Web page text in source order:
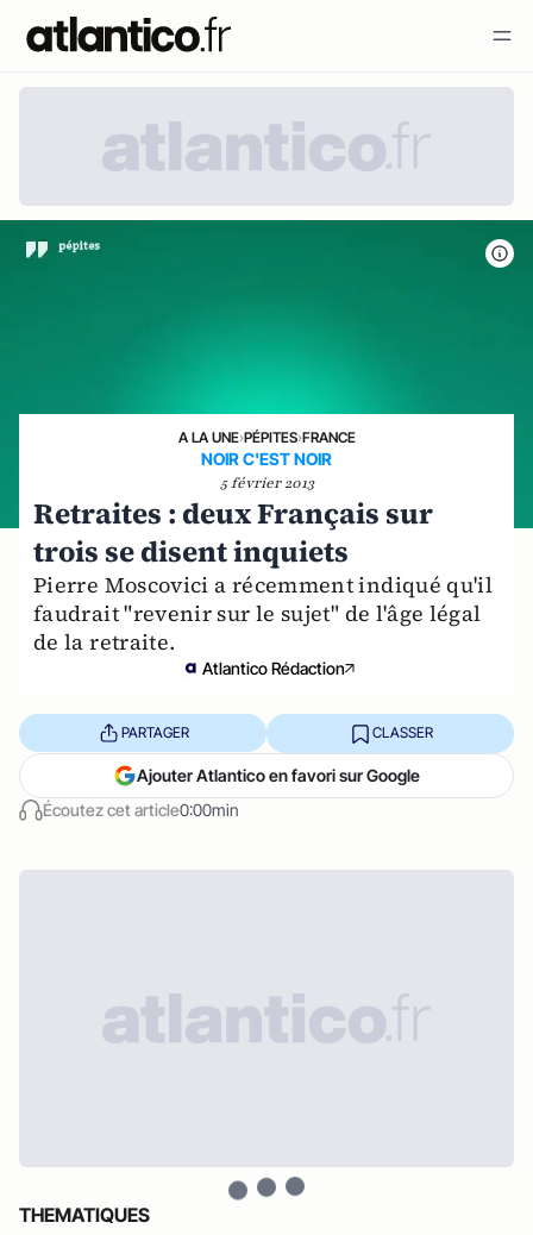
A LA UNE›PÉPITES›FRANCE
NOIR C'EST NOIR
5 février 2013
Retraites : deux Français sur
trois se disent inquiets
Pierre Moscovici a récemment indiqué qu'il
faudrait "revenir sur le sujet" de l'âge légal
de la retraite.
Atlantico Rédaction
Écoutez cet article0:00min
PARTAGER CLASSER
Ajouter Atlantico en favori sur Google
THEMATIQUES